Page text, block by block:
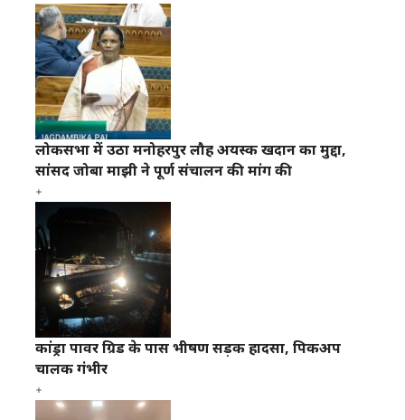
लोकसभा में उठा मनोहरपुर लौह अयस्क खदान का मुद्दा,
सांसद जोबा माझी ने पूर्ण संचालन की मांग की
कांड्रा पावर ग्रिड के पास भीषण सड़क हादसा, पिकअप
चालक गंभीर